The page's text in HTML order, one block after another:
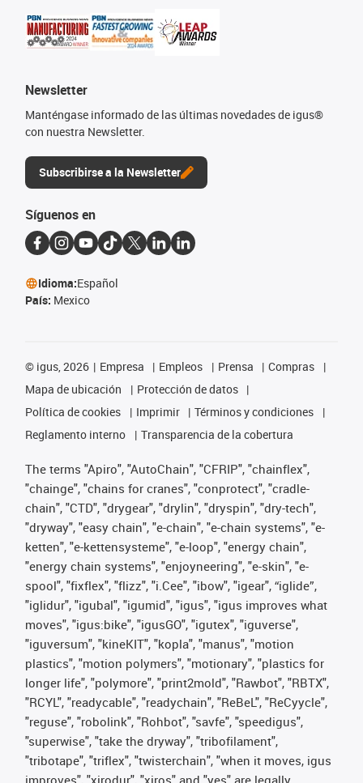
Newsletter
Manténgase informado de las últimas novedades de igus®
con nuestra Newsletter.
Subscribirse a la Newsletter
Síguenos en
Idioma:Español
País: Mexico
© igus, 2026 Empresa Empleos Prensa
Compras
Mapa de ubicación
Protección de datos
Política de cookies
Imprimir
Términos y condiciones
Reglamento interno
Transparencia de la cobertura
The terms "Apiro", "AutoChain", "CFRIP", "chainflex",
"chainge", "chains for cranes", "conprotect", "cradle-
chain", "CTD", "drygear", "drylin", "dryspin", "dry-tech",
"dryway", "easy chain", "e-chain", "e-chain systems", "e-
ketten", "e-kettensysteme", "e-loop", "energy chain",
"energy chain systems", "enjoyneering", "e-skin", "e-
spool", "fixflex", "flizz", "i.Cee", "ibow", "igear", “iglide”,
"iglidur", "igubal", "igumid", "igus", "igus improves what
moves", "igus:bike", "igusGO", "igutex", "iguverse",
"iguversum", "kineKIT", "kopla", "manus", "motion
plastics", "motion polymers", "motionary", "plastics for
longer life", "polymore", "print2mold", "Rawbot", "RBTX",
"RCYL", "readycable", "readychain", "ReBeL", "ReCyycle",
"reguse", "robolink", "Rohbot", "savfe", "speedigus",
"superwise", "take the dryway", "tribofilament",
"tribotape", "triflex", "twisterchain", "when it moves, igus
improves", "xirodur", "xiros" and "yes" are legally